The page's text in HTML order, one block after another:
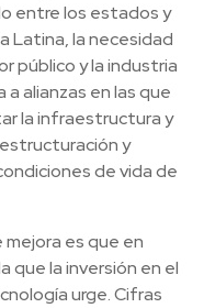
entre los estados y
Latina, la necesidad
público y la industria
alianzas en las que
la infraestructura y
y
de vida de
es que en
que la inversión en el
urge. Cifras